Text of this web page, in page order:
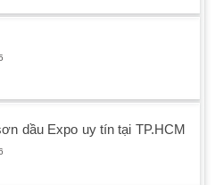
dầu Expo uy tín tại TP.HCM